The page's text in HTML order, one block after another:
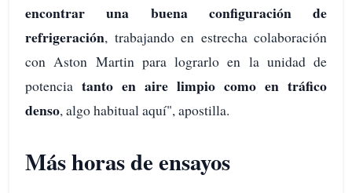
encontrar una buena configuración de
refrigeración, trabajando en estrecha colaboración
con Aston Martin para lograrlo en la unidad de
potencia tanto en aire limpio como en tráfico
denso, algo habitual aquí", apostilla.
Más horas de ensayos